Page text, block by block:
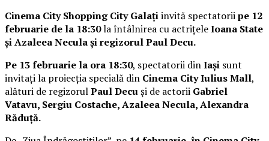
Cinema City Shopping City Galațiinvită spectatoriipe 12
februarie de la 18:30la întâlnirea cu actrițeleIoana State
și Azaleea Necula și regizorul Paul Decu.
Pe 13 februarie la ora 18:30, spectatorii dinIași sunt
invitați la proiecția specială din Cinema City Iulius Mall,
alături de regizorulPaul Decuși de actorii Gabriel
Vatavu, Sergiu Costache, Azaleea Necula, Alexandra
Răduță.